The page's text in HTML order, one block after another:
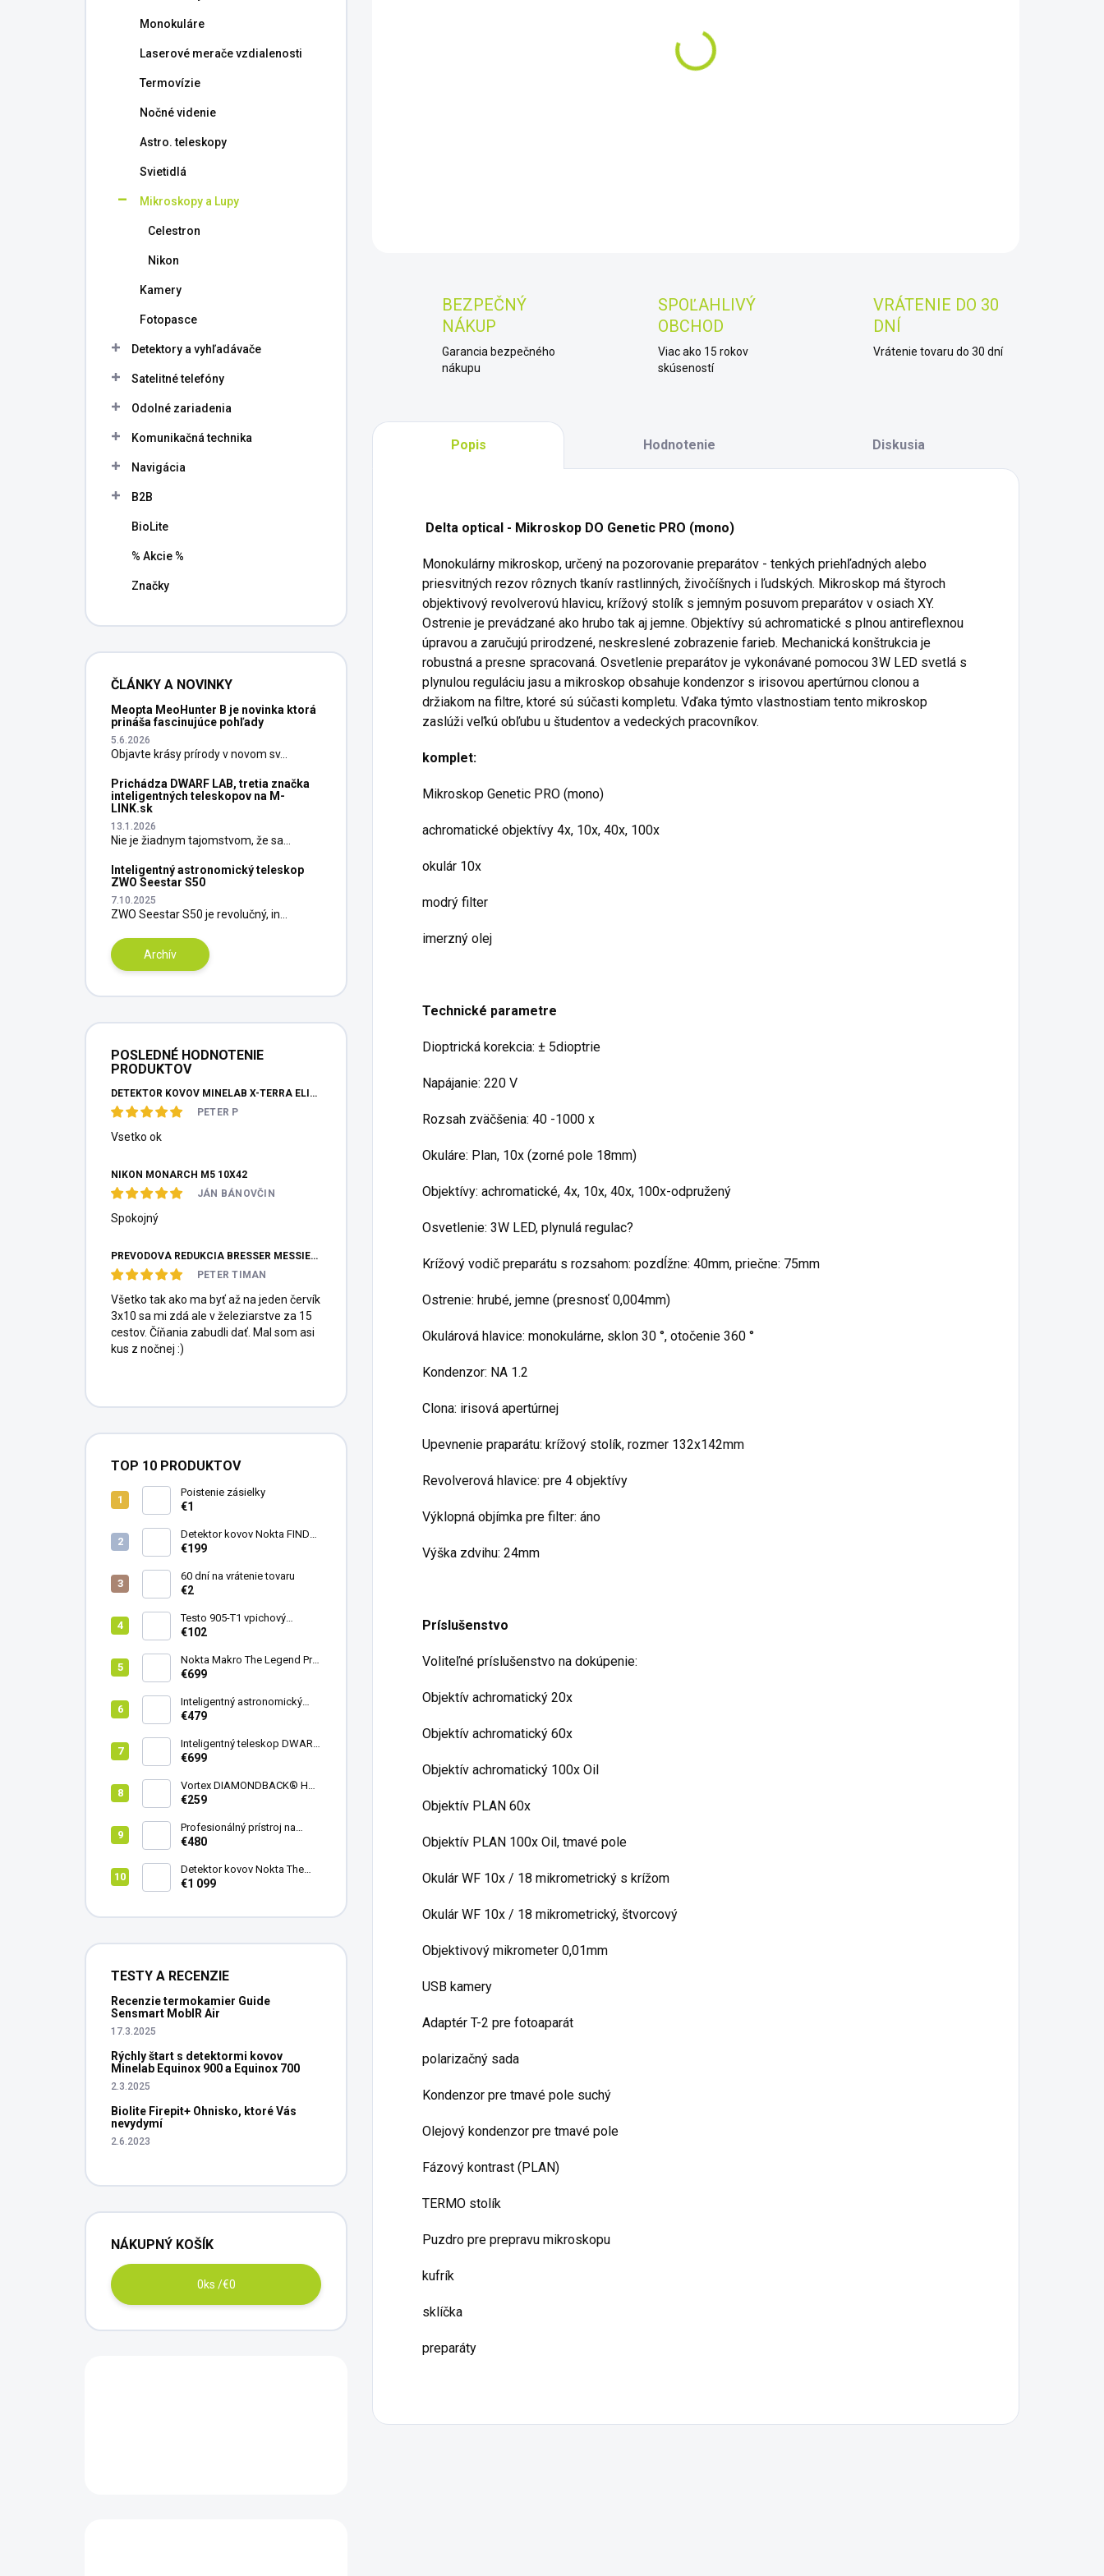
Monokuláre
Laserové merače vzdialenosti
Termovízie
Nočné videnie
Astro. teleskopy
Svietidlá
Mikroskopy a Lupy
Celestron
Nikon
Kamery
Fotopasce
Detektory a vyhľadávače
Satelitné telefóny
Odolné zariadenia
Komunikačná technika
Navigácia
B2B
BioLite
% Akcie %
Značky
ČLÁNKY A NOVINKY
Meopta MeoHunter B je novinka ktorá
prináša fascinujúce pohľady
5.6.2026
Objavte krásy prírody v novom sv...
Prichádza DWARF LAB, tretia značka
inteligentných teleskopov na M-
LINK.sk
13.1.2026
Nie je žiadnym tajomstvom, že sa...
Inteligentný astronomický teleskop
ZWO Seestar S50
7.10.2025
ZWO Seestar S50 je revolučný, in...
Archív
POSLEDNÉ HODNOTENIE
PRODUKTOV
DETEKTOR KOVOV MINELAB X-TERRA ELITE PINPOITER SET
PETER P
Vsetko ok
NIKON MONARCH M5 10X42
JÁN BÁNOVČIN
Spokojný
PREVODOVÁ REDUKCIA BRESSER MESSIER HEXAFOC 1:10
PETER TIMAN
Všetko tak ako ma byť až na jeden červík
3x10 sa mi zdá ale v železiarstve za 15
cestov. Číňania zabudli dať. Mal som asi
kus z nočnej :)
TOP 10 PRODUKTOV
Poistenie zásielky
€1
Detektor kovov Nokta FINDX
Pro
€199
60 dní na vrátenie tovaru
€2
Testo 905-T1 vpichový
teplomer
€102
Nokta Makro The Legend Pro
Pack - model 2024
€699
Inteligentný astronomický
teleskop DwarfLab Dwarf
€479
Inteligentný teleskop DWARF
III + originálny statív DWARF 3
€699
Vortex DIAMONDBACK® HD
8X42
€259
Profesionálný prístroj na
vedenie vŕtania Laserliner
€480
Detektor kovov Nokta The
Legend 2
€1 099
TESTY A RECENZIE
Recenzie termokamier Guide
Sensmart MobIR Air
17.3.2025
Rýchly štart s detektormi kovov
Minelab Equinox 900 a Equinox 700
2.3.2025
Biolite Firepit+ Ohnisko, ktoré Vás
nevydymí
2.6.2023
NÁKUPNÝ KOŠÍK
0ks /€0
BEZPEČNÝ
NÁKUP
Garancia bezpečného
nákupu
SPOĽAHLIVÝ
OBCHOD
Viac ako 15 rokov
skúseností
VRÁTENIE DO 30
DNÍ
Vrátenie tovaru do 30 dní
Popis Hodnotenie Diskusia
Delta optical - Mikroskop DO Genetic PRO (mono)
Monokulárny mikroskop, určený na pozorovanie preparátov - tenkých priehľadných alebo
priesvitných rezov rôznych tkanív rastlinných, živočíšnych i ľudských. Mikroskop má štyroch
objektivový revolverovú hlavicu, krížový stolík s jemným posuvom preparátov v osiach XY.
Ostrenie je prevádzané ako hrubo tak aj jemne. Objektívy sú achromatické s plnou antireflexnou
úpravou a zaručujú prirodzené, neskreslené zobrazenie farieb. Mechanická konštrukcia je
robustná a presne spracovaná. Osvetlenie preparátov je vykonávané pomocou 3W LED svetlá s
plynulou reguláciu jasu a mikroskop obsahuje kondenzor s irisovou apertúrnou clonou a
držiakom na filtre, ktoré sú súčasti kompletu. Vďaka týmto vlastnostiam tento mikroskop
zaslúži veľkú obľubu u študentov a vedeckých pracovníkov.
komplet:
Mikroskop Genetic PRO (mono)
achromatické objektívy 4x, 10x, 40x, 100x
okulár 10x
modrý filter
imerzný olej
Technické parametre
Dioptrická korekcia: ± 5dioptrie
Napájanie: 220 V
Rozsah zväčšenia: 40 -1000 x
Okuláre: Plan, 10x (zorné pole 18mm)
Objektívy: achromatické, 4x, 10x, 40x, 100x-odpružený
Osvetlenie: 3W LED, plynulá regulac?
Krížový vodič preparátu s rozsahom: pozdĺžne: 40mm, priečne: 75mm
Ostrenie: hrubé, jemne (presnosť 0,004mm)
Okulárová hlavice: monokulárne, sklon 30 °, otočenie 360 °
Kondenzor: NA 1.2
Clona: irisová apertúrnej
Upevnenie praparátu: krížový stolík, rozmer 132x142mm
Revolverová hlavice: pre 4 objektívy
Výklopná objímka pre filter: áno
Výška zdvihu: 24mm
Príslušenstvo
Voliteľné príslušenstvo na dokúpenie:
Objektív achromatický 20x
Objektív achromatický 60x
Objektív achromatický 100x Oil
Objektív PLAN 60x
Objektív PLAN 100x Oil, tmavé pole
Okulár WF 10x / 18 mikrometrický s krížom
Okulár WF 10x / 18 mikrometrický, štvorcový
Objektivový mikrometer 0,01mm
USB kamery
Adaptér T-2 pre fotoaparát
polarizačný sada
Kondenzor pre tmavé pole suchý
Olejový kondenzor pre tmavé pole
Fázový kontrast (PLAN)
TERMO stolík
Puzdro pre prepravu mikroskopu
kufrík
sklíčka
preparáty